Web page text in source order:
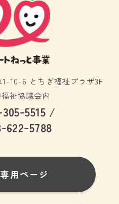
10-6 とちぎ福祉プラザ3F
祉協議会内
305-5515 /
-622-5788
用ページ